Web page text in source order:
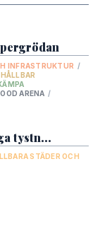
INFRASTRUKTUR /
HÅLLBAR
ARENA /
tystn…
STÄDER OCH